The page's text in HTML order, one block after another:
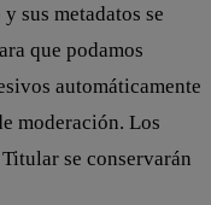
sus metadatos se
que podamos
automáticamente
moderación. Los
se conservarán